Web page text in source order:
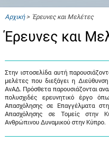
Αρχική> Έρευνες και Μελέτες
Έρευνες και
Στην ιστοσελίδα αυτή
μελέτες που διεξάγει η
ΑνΑΔ. Πρόσθετα παρουσιάζονται
πολυσχιδές ερευνητικό έργο
Απασχόλησης σε Επαγγέλματα
Απασχόλησης σε Τομείς στην
Ανθρώπινου Δυναμικού στην Κύπρο.